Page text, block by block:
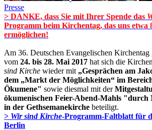
Presse
> DANKE, dass Sie mit Ihrer Spende das
Programm beim Kirchentag, das uns etwa
ermöglichen!
Am 36. Deutschen Evangelischen Kirchentag
vom 24. bis 28. Mai 2017 hat sich die
sind Kirche wieder mit „Gesprächen am
dem „Markt der Möglichkeiten“ im
Ökumene" sowie diesmal mit der
ökumenischen Feier-Abend-Mahls
in der Gethsemanekirche beteiligt.
> Wir sind Kirche-Programm-Faltblatt für
Berlin